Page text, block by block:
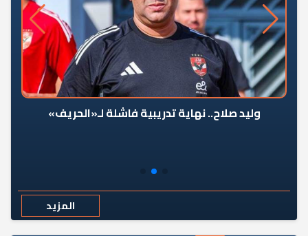
وليد صلاح.. نهاية تدريبية فاشلة لـ«الحريف»
المزيد